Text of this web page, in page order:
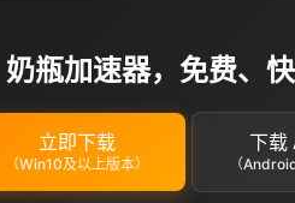
奶瓶加速器，免费、
立即下载
（Win10及以上版本）
下载
（